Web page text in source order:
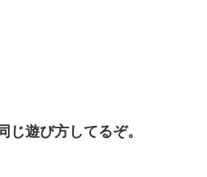
じ遊び方してるぞ。